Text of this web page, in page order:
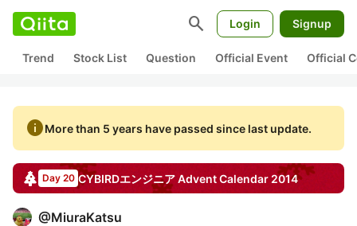
search Login Signup
Trend Stock List Question Official Event Official
infoMore than 5 years have passed since last update.
Day 20 CYBIRDエンジニアAdvent Calendar 2014
@MiuraKatsu